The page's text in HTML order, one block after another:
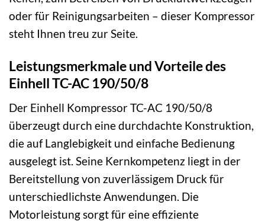
oder für Reinigungsarbeiten – dieser Kompressor
steht Ihnen treu zur Seite.
Leistungsmerkmale und Vorteile des
Einhell TC-AC 190/50/8
Der Einhell Kompressor TC-AC 190/50/8
überzeugt durch eine durchdachte Konstruktion,
die auf Langlebigkeit und einfache Bedienung
ausgelegt ist. Seine Kernkompetenz liegt in der
Bereitstellung von zuverlässigem Druck für
unterschiedlichste Anwendungen. Die
Motorleistung sorgt für eine effiziente